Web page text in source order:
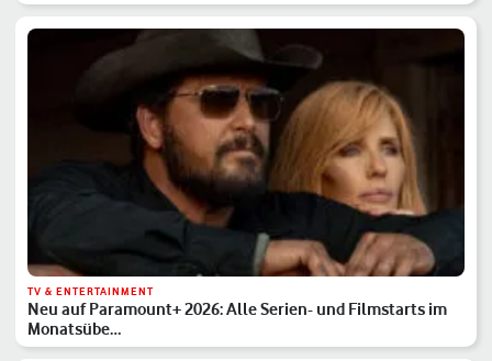
TV & ENTERTAINMENT
Neu auf Paramount+ 2026: Alle Serien- und Filmstarts im
Monatsübe…